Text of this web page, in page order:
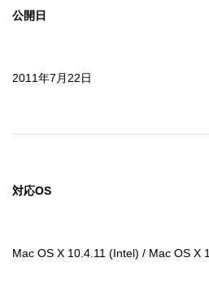
公開日
2011年7月22日
対応OS
Mac OS X 10.4.11 (Intel) / Mac OS X